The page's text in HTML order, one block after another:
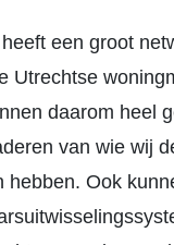
een groot
Utrechtse
daarom heel
van wie wij
hebben. Ook